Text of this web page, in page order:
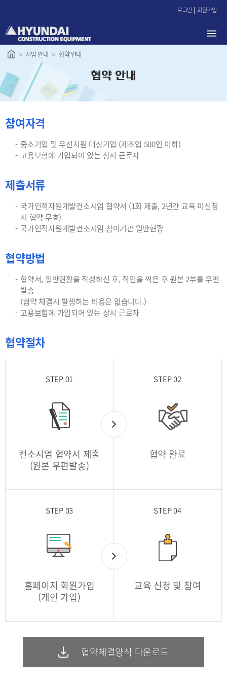
로
가
로그인 회원가입
사업 안내 협약 안내
협약 안내
참여자격
중소기업 및 우선지원 대상기업 (제조업 500인 이하)
고용보험에 가입되어 있는 상시 근로자
제출서류
국가인적자원개발컨소시엄 협약서 (1회 제출, 2년간 교육 미신청
시 협약 무효)
국가인적자원개발컨소시엄 참여기관 일반현황
협약방법
협약서, 일반현황을 작성하신 후, 직인을 찍은 후 원본 2부를 우편
발송
(협약 체결시 발생하는 비용은 없습니다.)
고용보험에 가입되어 있는 상시 근로자
협약절차
STEP 01
컨소시엄 협약서 제출
(원본 우편발송)
STEP 02
협약 완료
STEP 03
홈페이지 회원가입
(개인 가입)
STEP 04
교육 신청 및 참여
협약체결양식 다운로드